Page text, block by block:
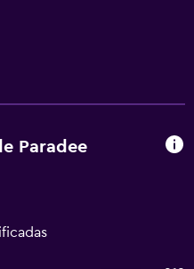
Paradee